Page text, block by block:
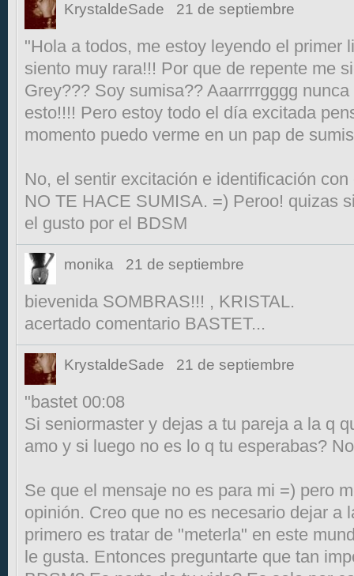
KrystaldeSade 21 de septiembre
"Hola a todos, me estoy leyendo el primer
siento muy rara!!! Por que de repente me
Grey??? Soy sumisa?? Aaarrrrgggg
esto!!!! Pero estoy todo el día excitada
momento puedo verme en un pap de
No, el sentir excitación e identificación
NO TE HACE SUMISA. =) Peroo! quizas
el gusto por el BDSM
monika 21 de septiembre
bievenida SOMBRAS!!! , KRISTAL.
acertado comentario BASTET...
KrystaldeSade 21 de septiembre
"bastet 00:08
Si seniormaster y dejas a tu pareja a la q
amo y si luego no es lo q tu esperabas?
Se que el mensaje no es para mi =) pero
opinión. Creo que no es necesario dejar a
primero es tratar de "meterla" en este
le gusta. Entonces preguntarte que tan